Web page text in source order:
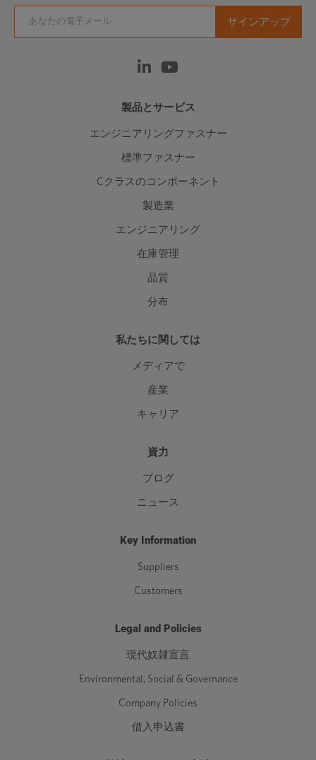
製品とサービス
エンジニアリングファスナー
標準ファスナー
Cクラスのコンポーネント
製造業
エンジニアリング
在庫管理
品質
分布
私たちに関しては
メディアで
産業
キャリア
資力
ブログ
ニュース
Key Information
Suppliers
Customers
Legal and Policies
現代奴隷宣言
Environmental, Social & Governance
Company Policies
借入申込書